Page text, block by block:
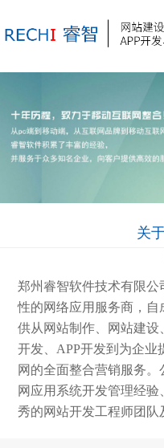
关
郑州睿智软件技术有限
性的网络应用服务商，
供从网站制作、网站建
开发、APP开发到为企业
网的全面整合营销服务
网应用系统开发管理经
秀的网站开发工程师团队